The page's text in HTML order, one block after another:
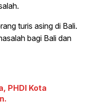
turis asing di Bali.
bagi Bali dan
PHDI Kota